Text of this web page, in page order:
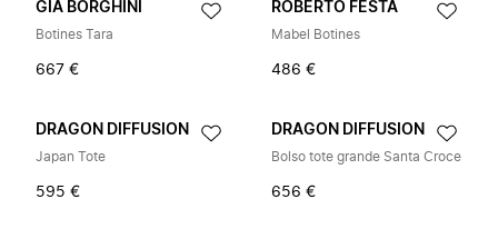
GIA BORGHINI
Botines Tara
667 €
ROBERTO FESTA
Mabel Botines
486 €
DRAGON DIFFUSION
Japan Tote
595 €
DRAGON DIFFUSION
Bolso tote grande Santa Croce
656 €